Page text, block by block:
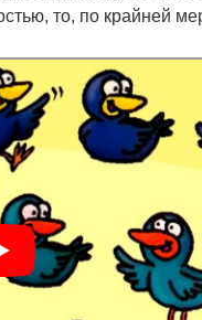
то, по крайней